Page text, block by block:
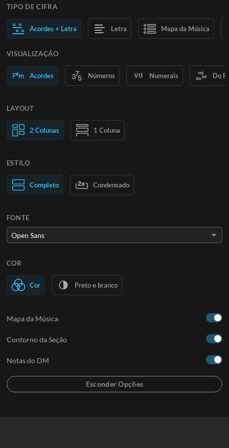
TIPO DE CIFRA
Acordes + Letra Letra Mapa da Música
VISUALIZAÇÃO
Acordes Números Numerais Do
LAYOUT
2 Colunas 1 Coluna
Texto normal Texto grande
ESTILO
Completo Condensado
FONTE
COR
Cor Preto e branco
Mapa da Música
Contorno da Seção
Notas do DM